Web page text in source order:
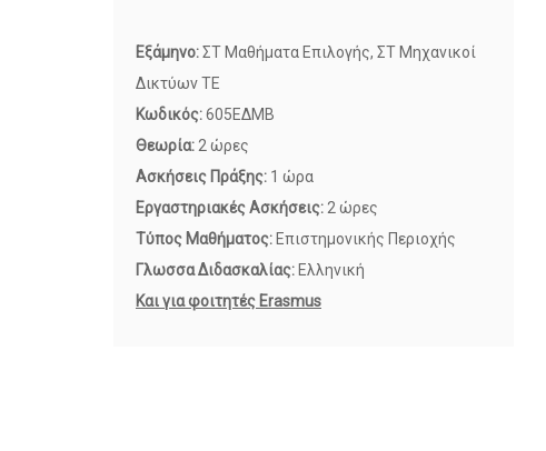
Εξάμηνο:ΣΤ Μαθήματα Επιλογής, ΣΤ Μηχανικοί
Δικτύων ΤΕ
Κωδικός:605ΕΔΜΒ
Θεωρία:2 ώρες
Ασκήσεις Πράξης: 1 ώρα
Εργαστηριακές Ασκήσεις:2 ώρες
Τύπος Μαθήματος: Επιστημονικής Περιοχής
Γλωσσα Διδασκαλίας: Ελληνική
Και για φοιτητές Erasmus